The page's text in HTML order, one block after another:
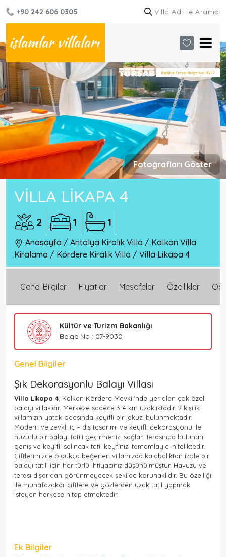
+90 242 606 0305
Fotoğrafları Göster
VILLA LIKAPA 4
2 1 1
Anasayfa / Antalya Kiralık Villa / Kalkan Villa
Kiralama / Kördere Kiralık Villa / Villa Likapa 4
Genel Bilgiler Fiyatlar Mesafeler Özellikler
Kültür ve Turizm Bakanlığı
Belge No : 07-9030
Genel Bilgiler
Şık Dekorasyonlu Balayı Villası
Villa Likapa 4 , Kalkan Kördere Mevkii'nde yer alan çok özel
balayı villasıdır. Merkeze sadece 3-4 km uzaklıktadır. 2 kişilik
villamızın yatak odasında keyifli bir jakuzi bulunmaktadır.
Modern ve zevkli iç – dış tasarımı ve keyifli dekorasyonu ile
huzurlu bir balayı tatili geçirmenizi sağlar. Terasında bulunan
geniş ve keyifli salıncak tatil keyfinizi tamamlayıcı niteliktedir.
Çiftlerimizce oldukça beğenen villamızda kalabalıktan izole bir
balayı tatili için her türlü ihtiyacınız düşünülmüştür. Havuzu ve
terası dışarıdan görünmeyecek şekilde korunaklıdır. Bu özelliği
ile muhafazakâr çiftlere ve gözlerden uzak tatil yapmak
isteyen herkese hitap etmektedir.
Ek Bilgiler